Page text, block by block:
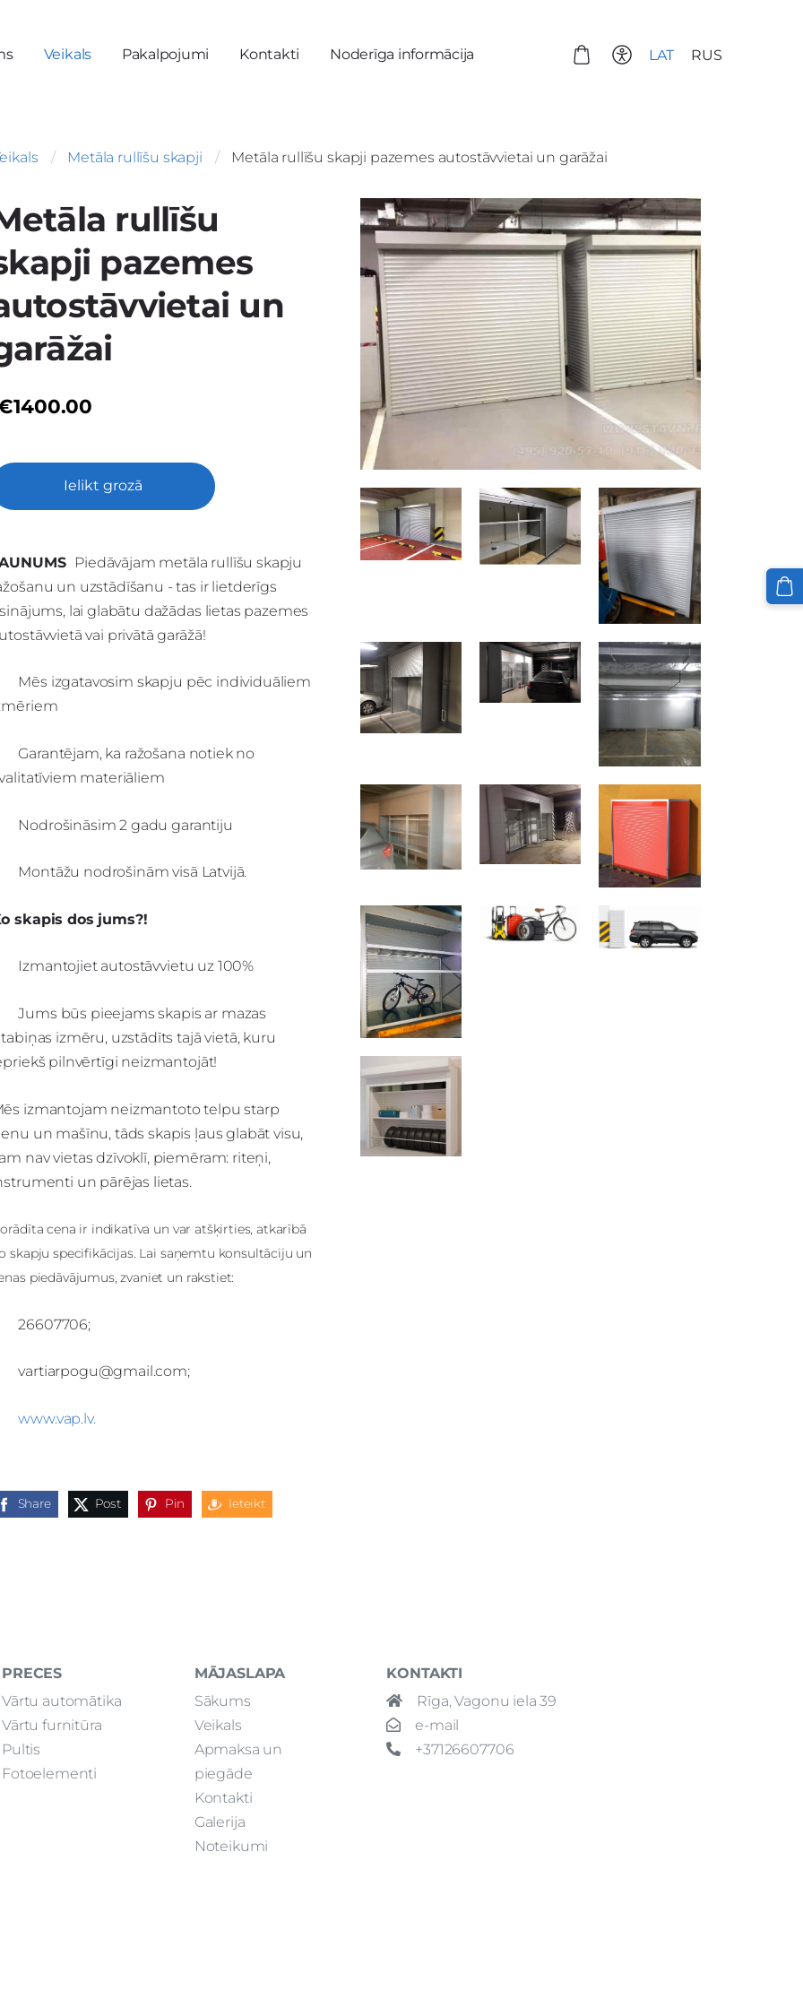
Veikals Pakalpojumi Kontakti Noderīga informācija LAT RUS
Metāla rullīšu skapji Metāla rullīšu skapji pazemes autostāvvietai un garāžai
rullīšu
pazemes
un
Ielikt grozā
Piedāvājam metāla rullīšu skapju
un uzstādīšanu - tas ir lietderīgs
lai glabātu dažādas lietas pazemes
vai privātā garāžā!
Mēs izgatavosim skapju pēc individuāliem
Garantējam, ka ražošana notiek no
materiāliem
Nodrošināsim 2 gadu garantiju
Montāžu nodrošinām visā Latvijā.
skapis dos jums?!
Izmantojiet autostāvvietu uz 100%
Jums būs pieejams skapis ar mazas
izmēru, uzstādīts tajā vietā, kuru
pilnvērtīgi neizmantojāt!
izmantojam neizmantoto telpu starp
un mašīnu, tāds skapis ļaus glabāt visu,
nav vietas dzīvoklī, piemēram: riteņi,
un pārējas lietas.
cena ir indikatīva un var atšķirties, atkarībā
skapju specifikācijas. Lai saņemtu konsultāciju un
piedāvājumus, zvaniet un rakstiet:
26607706;
vartiarpogu@gmail.com;
www.vap.lv.
Share Post Pin Ieteikt
PRECES
Vārtu automātika
Vārtu furnitūra
Pultis
Fotoelementi
MĀJASLAPA
Sākums
Veikals
Apmaksa un
piegāde
Kontakti
Galerija
Noteikumi
KONTAKTI
Rīga, Vagonu iela 39
e-mail
+37126607706